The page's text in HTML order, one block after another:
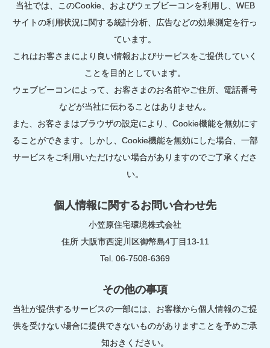
当社では、このCookie、およびウェブビーコンを利用し、WEB
サイトの利用状況に関する統計分析、広告などの効果測定を行っ
ています。
これはお客さまにより良い情報およびサービスをご提供していく
ことを目的としています。
ウェブビーコンによって、お客さまのお名前やご住所、電話番号
などが当社に伝わることはありません。
また、お客さまはブラウザの設定により、Cookie機能を無効にす
ることができます。しかし、Cookie機能を無効にした場合、一部
サービスをご利用いただけない場合がありますのでご了承くださ
い。
個人情報に関するお問い合わせ先
小笠原住宅環境株式会社
住所 大阪市西淀川区御幣島4丁目13-11
Tel. 06-7508-6369
その他の事項
当社が提供するサービスの一部には、お客様から個人情報のご提
供を受けない場合に提供できないものがありますことを予めご承
知おきください。